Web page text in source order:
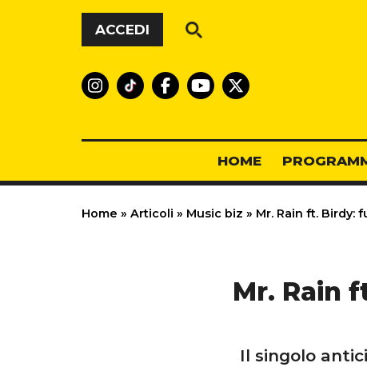
Vai al contenuto
ACCEDI
HOME
Home » Articoli » Music biz » Mr. Rain ft. Birdy:
Mr. Rain
Il singolo